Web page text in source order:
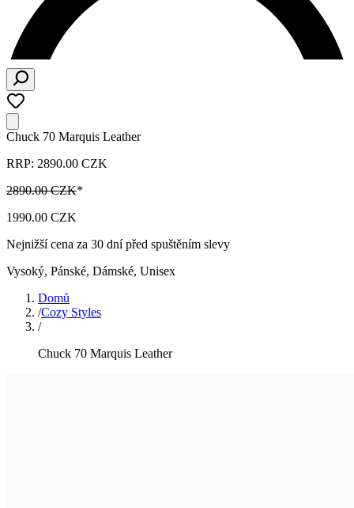
Chuck 70 Marquis Leather
RRP: 2890.00 CZK
2890.00 CZK*
1990.00 CZK
Nejnižší cena za 30 dní před spuštěním slevy
Vysoký, Pánské, Dámské, Unisex
Domů
/Cozy Styles
/
Chuck 70 Marquis Leather